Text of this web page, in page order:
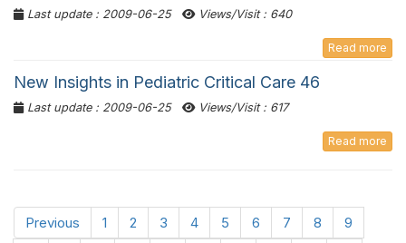
Last update : 2009-06-25 Views/Visit : 640
Read more
New Insights in Pediatric Critical Care 46
Last update : 2009-06-25 Views/Visit : 617
Read more
Previous 1 2 3 4 5 6 7 8
9